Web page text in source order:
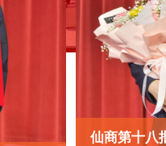
仙商第十